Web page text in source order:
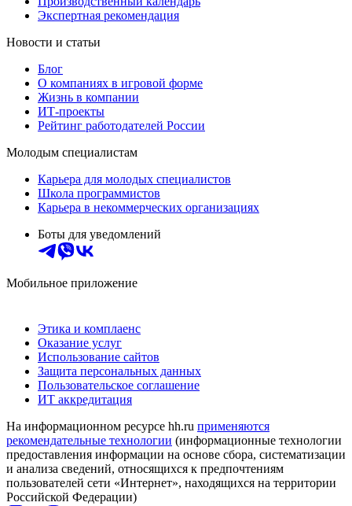
Экспертная рекомендация
Новости и статьи
Блог
О компаниях в игровой форме
Жизнь в компании
ИТ-проекты
Рейтинг работодателей России
Молодым специалистам
Карьера для молодых специалистов
Школа программистов
Карьера в некоммерческих организациях
Боты для уведомлений
Мобильное приложение
Этика и комплаенс
Оказание услуг
Использование сайтов
Защита персональных данных
Пользовательское соглашение
ИТ аккредитация
На информационном ресурсе hh.ru применяются
рекомендательные технологии (информационные технологии
предоставления информации на основе сбора, систематизации
и анализа сведений, относящихся к предпочтениям
пользователей сети «Интернет», находящихся на территории
Российской Федерации)